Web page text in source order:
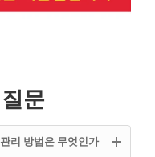
문
리 방법은 무엇인가